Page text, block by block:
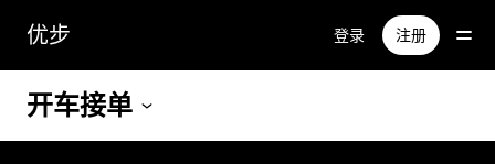
容
优步 登录 注册
开车接单